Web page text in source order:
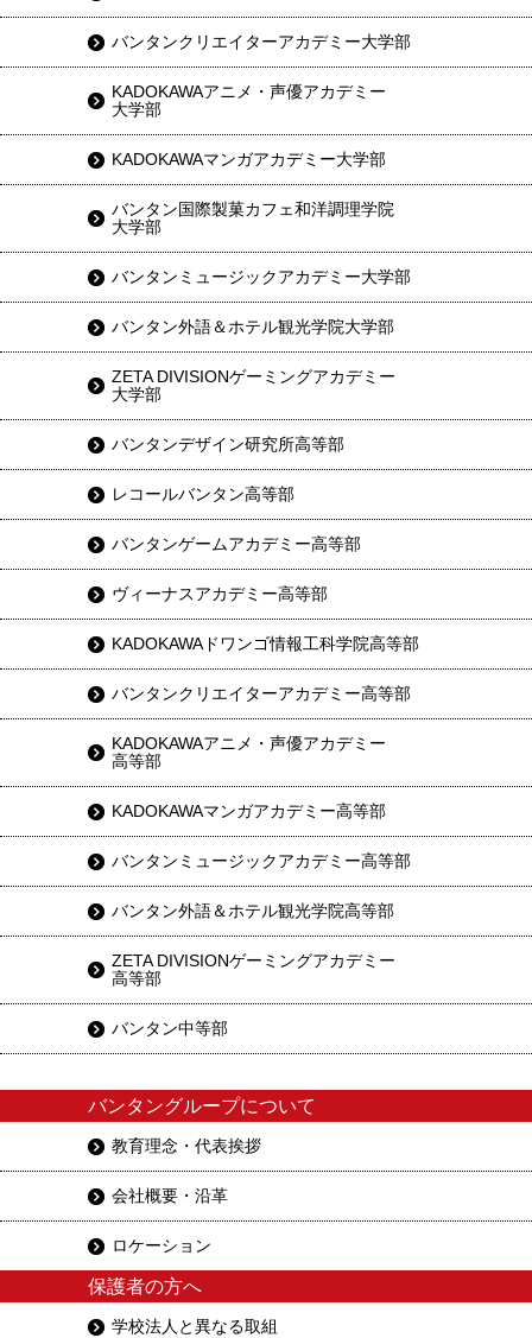
バンタンクリエイターアカデミー大学部
KADOKAWAアニメ・声優アカデミー
大学部
KADOKAWAマンガアカデミー大学部
バンタン国際製菓カフェ和洋調理学院
大学部
バンタンミュージックアカデミー大学部
バンタン外語＆ホテル観光学院大学部
ZETA DIVISIONゲーミングアカデミー
大学部
バンタンデザイン研究所高等部
レコールバンタン高等部
バンタンゲームアカデミー高等部
ヴィーナスアカデミー高等部
KADOKAWAドワンゴ情報工科学院高等部
バンタンクリエイターアカデミー高等部
KADOKAWAアニメ・声優アカデミー
高等部
KADOKAWAマンガアカデミー高等部
バンタンミュージックアカデミー高等部
バンタン外語＆ホテル観光学院高等部
ZETA DIVISIONゲーミングアカデミー
高等部
バンタン中等部
バンタングループについて
教育理念・代表挨拶
会社概要・沿革
ロケーション
保護者の方へ
学校法人と異なる取組